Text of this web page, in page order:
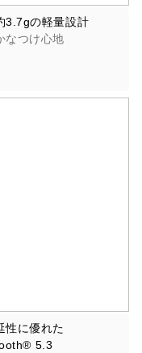
3.7gの軽量設計
なつけ心地
性に優れた
5.3